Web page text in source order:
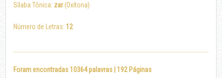
Sílaba Tônica: zar(Oxítona)
Número de Letras:12
Foram encontradas 10364 palavras | 192 Páginas